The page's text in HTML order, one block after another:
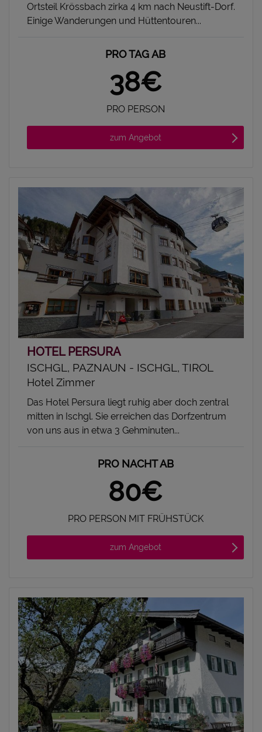
Ortsteil Krössbach zirka 4 km nach Neustift-Dorf.
Einige Wanderungen und Hüttentouren...
PRO TAG AB
38€
PRO PERSON
zum Angebot
HOTEL PERSURA
ISCHGL, PAZNAUN - ISCHGL, TIROL
Hotel Zimmer
Das Hotel Persura liegt ruhig aber doch zentral
mitten in Ischgl. Sie erreichen das Dorfzentrum
von uns aus in etwa 3 Gehminuten...
PRO NACHT AB
80€
PRO PERSON MIT FRÜHSTÜCK
zum Angebot